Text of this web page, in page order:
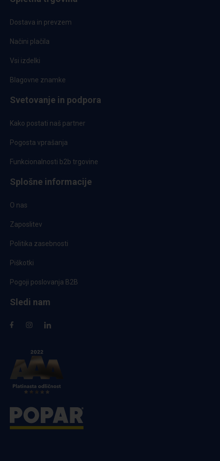
Dostava in prevzem
Načini plačila
Vsi izdelki
Blagovne znamke
Svetovanje in podpora
Kako postati naš partner
Pogosta vprašanja
Funkcionalnosti b2b trgovine
Splošne informacije
O nas
Zaposlitev
Politika zasebnosti
Piškotki
Pogoji poslovanja B2B
Sledi nam